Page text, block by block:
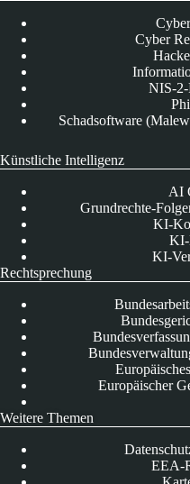
Cyber
NIS-
Schadsoftware
Künstliche Intelligenz
AI
Grundrechte-
KI-
KI-
KI-
Rechtsprechung
Europäischer
Weitere Themen
EEA-